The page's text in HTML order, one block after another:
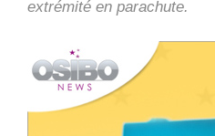
extrémité en parachute.